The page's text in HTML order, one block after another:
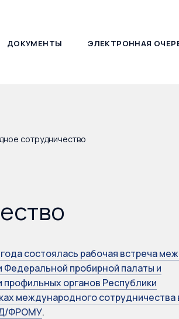
ДОКУМЕНТЫ ЭЛЕКТРОННАЯ
сотрудничество
состоялась рабочая встреча
Федеральной пробирной палаты и
органов Республики
международного сотрудничества
ФРОМУ.